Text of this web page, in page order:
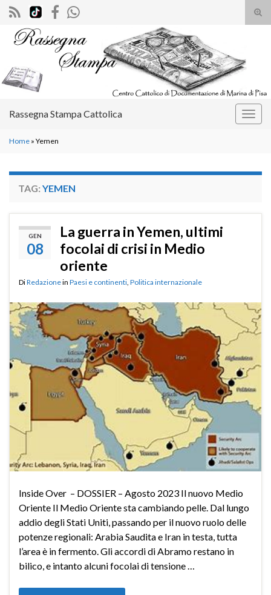
il
Search for:
Rassegna Stampa Cattolica
Home » Yemen
TAG: YEMEN
GEN
08
La guerra in Yemen, ultimi
focolai di crisi in Medio
oriente
DiRedazionein Paesi e continenti Politica internazionale
Inside Over – DOSSIER – Agosto 2023 Il nuovo Medio
Oriente Il Medio Oriente sta cambiando pelle. Dal lungo
addio degli Stati Uniti, passando per il nuovo ruolo delle
potenze regionali: Arabia Saudita e Iran in testa, tutta
l’area è in fermento. Gli accordi di Abramo restano in
bilico, e intanto alcuni focolai di tensione …